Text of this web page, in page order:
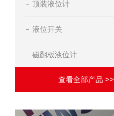
顶装液位计
液位开关
磁翻板液位计
查看全部产品 >>